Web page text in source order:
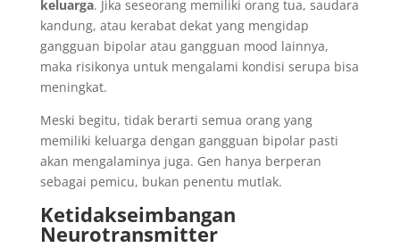
keluarga. Jika seseorang memiliki orang tua, saudara
kandung, atau kerabat dekat yang mengidap
gangguan bipolar atau gangguan mood lainnya,
maka risikonya untuk mengalami kondisi serupa bisa
meningkat.
Meski begitu, tidak berarti semua orang yang
memiliki keluarga dengan gangguan bipolar pasti
akan mengalaminya juga. Gen hanya berperan
sebagai pemicu, bukan penentu mutlak.
Ketidakseimbangan
Neurotransmitter